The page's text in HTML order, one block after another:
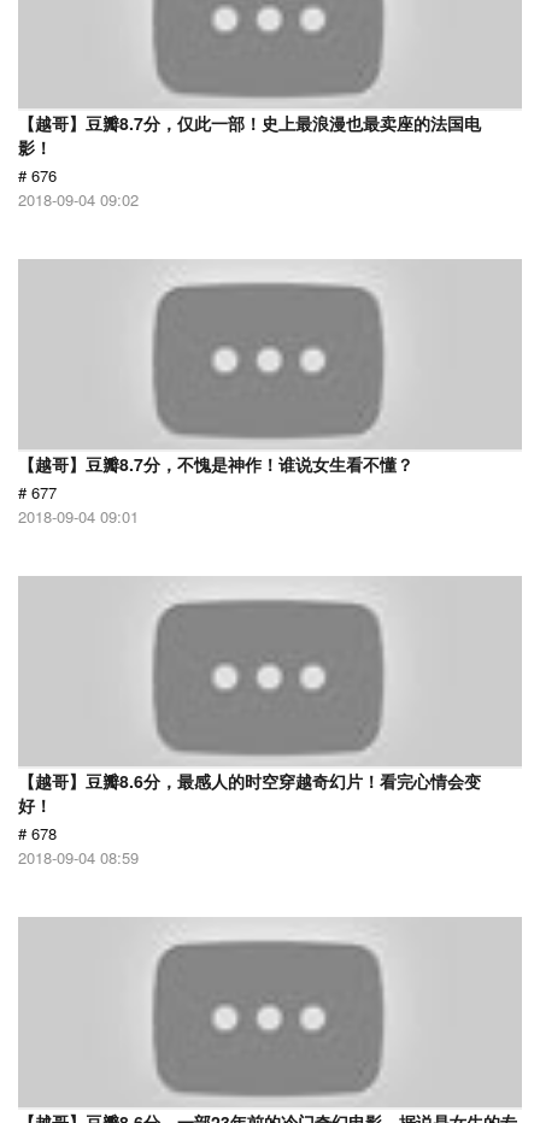
【越哥】豆瓣8.7分，仅此一部！史上最浪漫也最卖座的法国电
影！
# 676
2018-09-04 09:02
【越哥】豆瓣8.7分，不愧是神作！谁说女生看不懂？
# 677
2018-09-04 09:01
【越哥】豆瓣8.6分，最感人的时空穿越奇幻片！看完心情会变
好！
# 678
2018-09-04 08:59